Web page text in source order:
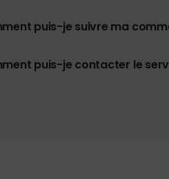
puis-je suivre ma
puis-je contacter le